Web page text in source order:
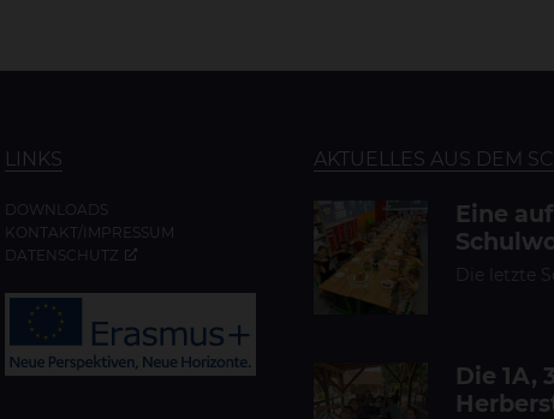
LINKS
DOWNLOADS
KONTAKT/IMPRESSUM
DATENSCHUTZ
AKTUELLES AUS DEM
Eine
Die letzte
Die 1A,